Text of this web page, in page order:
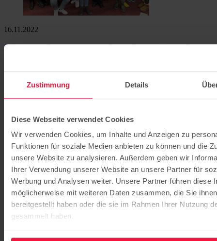
Zustimmung Details
Diese Webseite verwendet Cookies
Wir verwenden Cookies, um Inhalte und Anzeigen zu
Funktionen für soziale Medien anbieten zu können und die
unsere Website zu analysieren. Außerdem geben wir
Ihrer Verwendung unserer Website an unsere Partner für
Werbung und Analysen weiter. Unsere Partner führen diese
möglicherweise mit weiteren Daten zusammen, die Sie ihnen
bereitgestellt haben oder die sie im Rahmen Ihrer Nutzung
gesammelt haben.
16.11.2022
Neue Fortbildung als Praxisanleitende für Erzieher
Zertifikat als „Praxisanleiterin für Sozialberufe“ erhalten.
18.10.2022
Videos und Bilder zur Potsdamer Konferenz zur